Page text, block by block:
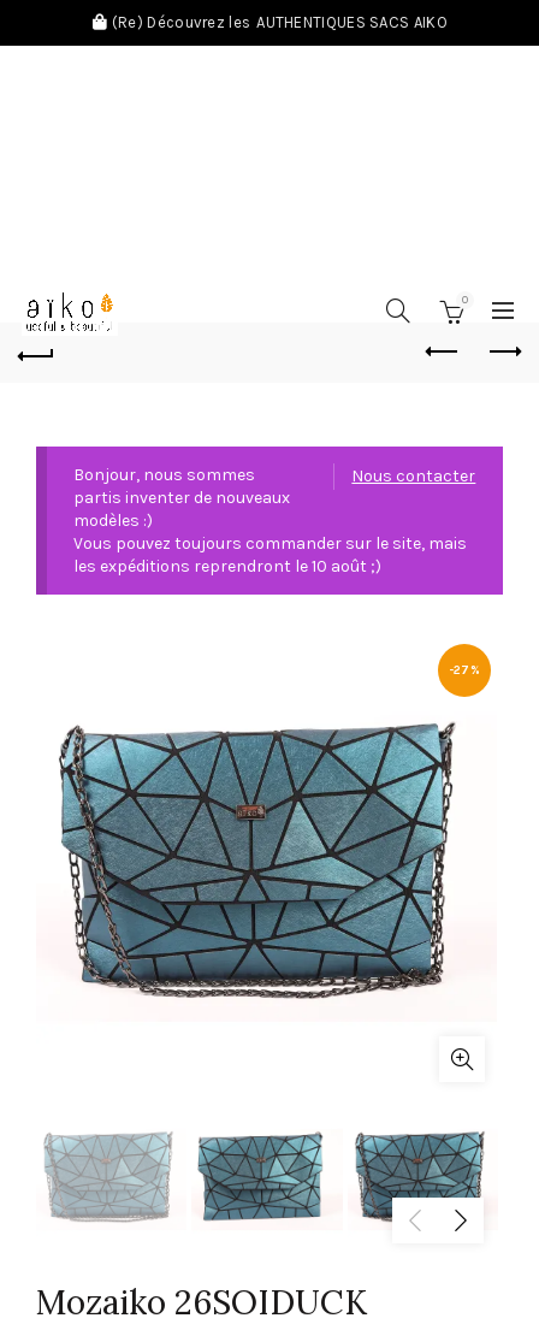
(Re) Découvrez les AUTHENTIQUES SACS AIKO
0
Nous contacter
Bonjour, nous sommes
partis inventer de nouveaux
modèles :)
Vous pouvez toujours commander sur le site, mais
les expéditions reprendront le 10 août ;)
-27%
Mozaiko 26SOIDUCK